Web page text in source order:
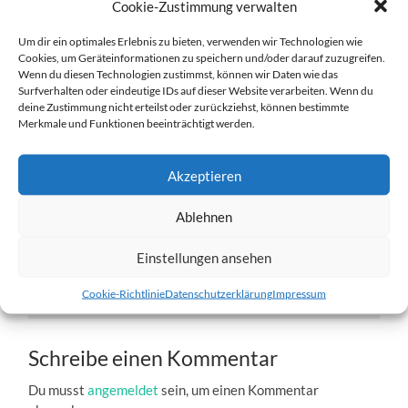
Cookie-Zustimmung verwalten
Um dir ein optimales Erlebnis zu bieten, verwenden wir Technologien wie
Cookies, um Geräteinformationen zu speichern und/oder darauf zuzugreifen.
Wenn du diesen Technologien zustimmst, können wir Daten wie das
Surfverhalten oder eindeutige IDs auf dieser Website verarbeiten. Wenn du
deine Zustimmung nicht erteilst oder zurückziehst, können bestimmte
Merkmale und Funktionen beeinträchtigt werden.
Akzeptieren
Ablehnen
Einstellungen ansehen
Cookie-RichtlinieDatenschutzerklärungImpressum
w2-21.06.2012-a.jpg
Nächster»
Schreibe einen Kommentar
Du musstangemeldet sein, um einen Kommentar